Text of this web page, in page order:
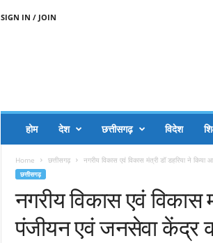
SIGN IN / JOIN
होम देश छत्तीसगढ़ विदेश
Home छत्तीसगढ़ नगरीय विकास एवं विकास मंत्री डॉ डहरिया ने किया
छत्तीसगढ़
नगरीय विकास एवं विकास
पंजीयन एवं जनसेवा केंद्र